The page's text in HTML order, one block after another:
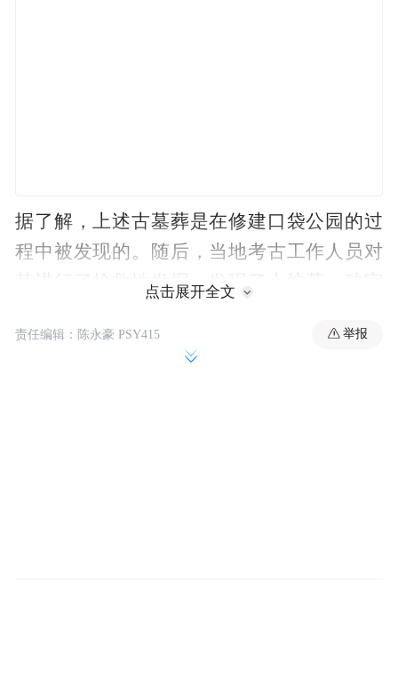
据了解，上述古墓葬是在修建口袋公园的过
程中被发现的。随后，当地考古工作人员对
其进行了抢救性发掘，发现了土坑墓、砖室
等多种形式。
点击展开全文
责任编辑：陈永豪 PSY415 举报